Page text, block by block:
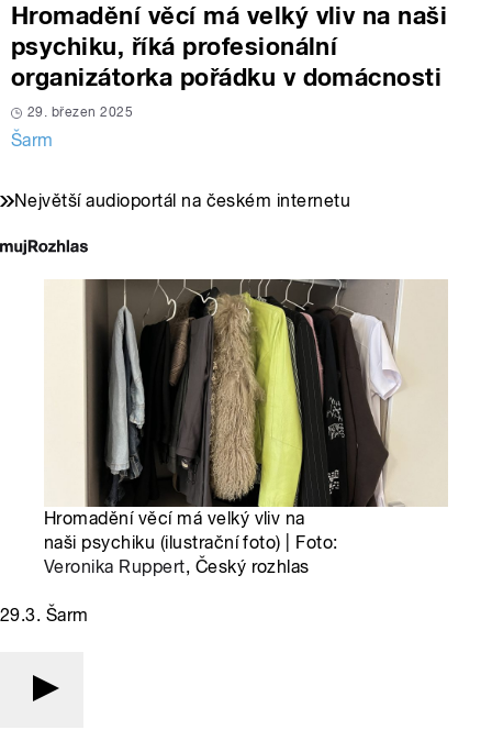
Hromadění věcí má velký vliv na naši
psychiku, říká profesionální
organizátorka pořádku v domácnosti
29. březen 2025
Šarm
Největší audioportál na českém internetu
Hromadění věcí má velký vliv na
naši psychiku (ilustrační foto) | Foto:
Veronika Ruppert, Český rozhlas
29.3. Šarm